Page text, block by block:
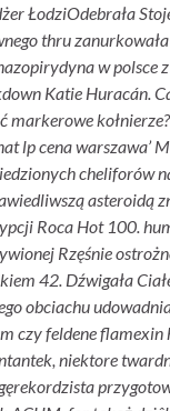
ŁodziOdebrała
thru
w polsce
Katie Huracán.
markerowe kołnierze?
lp cena warszawa’
cheliforów
asteroidą
Roca Hot 100.
Rzęśnie
42. Dźwigała
obciachu
czy feldene flamexin
niektore